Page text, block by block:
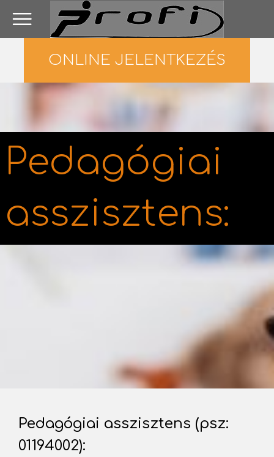
ONLINE JELENTKEZÉS
Pedagógiai
asszisztens:
Pedagógiai asszisztens (psz:
01194002):